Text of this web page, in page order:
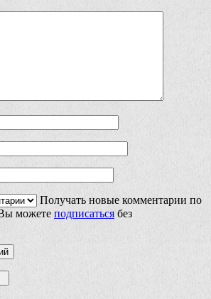
Получать новые комментарии по
можете подписаться без